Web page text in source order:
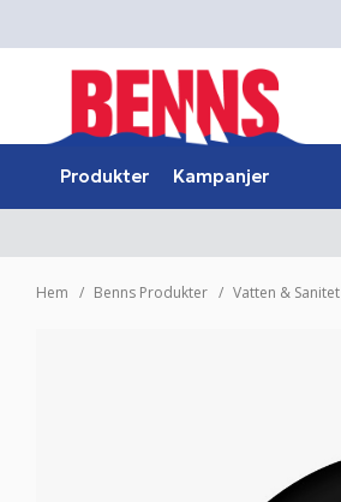
Produkter Kampanjer
Hem Benns Produkter Vatten & Sanitet